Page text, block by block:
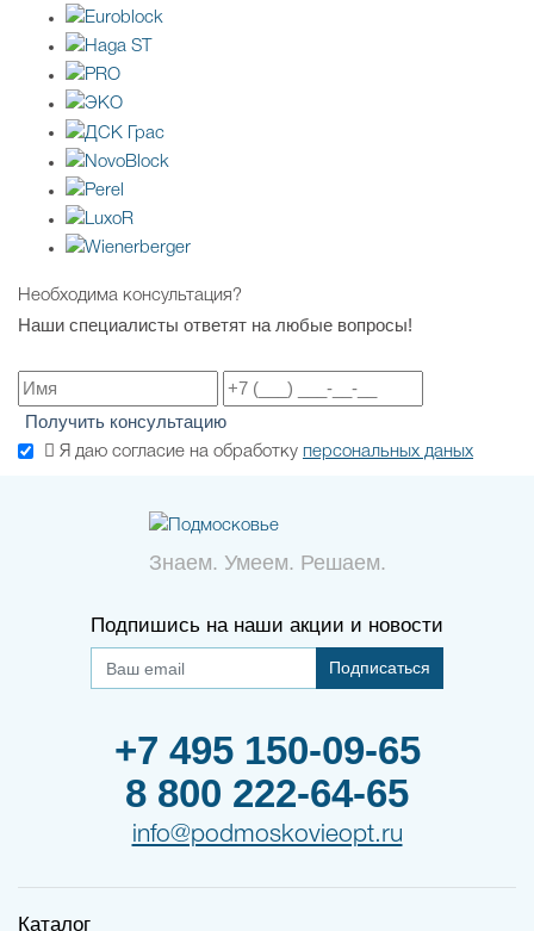
Необходима консультация?
Наши специалисты ответят на любые вопросы!
Получить консультацию
Я даю согласие на обработку персональных даных
Знаем. Умеем. Решаем.
Подпишись на наши акции и новости
Подписаться
+7 495 150-09-65
8 800 222-64-65
info@podmoskovieopt.ru
Каталог